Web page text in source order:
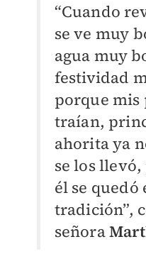
“Cuando
se ve muy
agua muy
festividad
porque mis
traían,
ahorita ya
se los
él se quedó
tradición”,
señora